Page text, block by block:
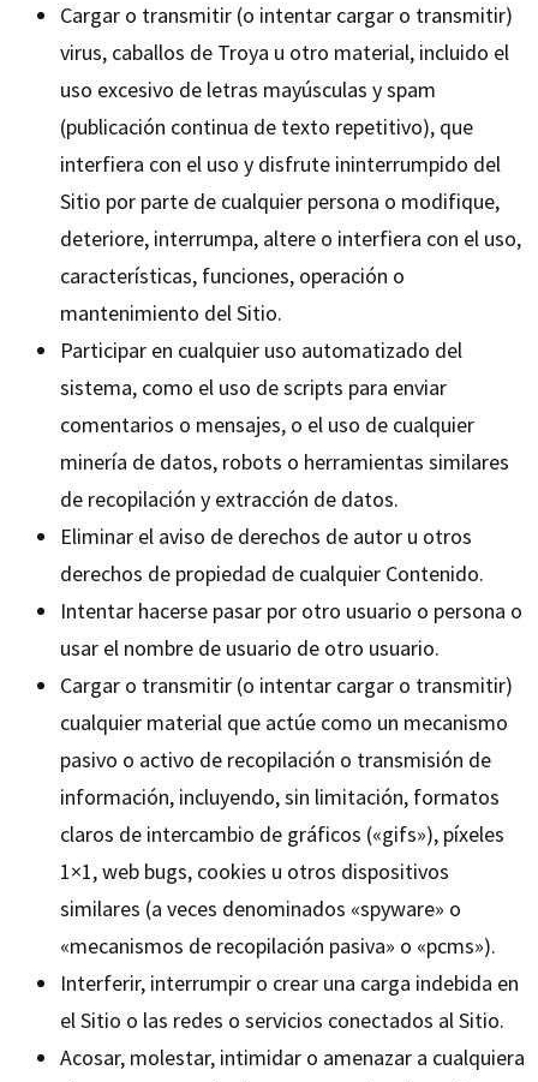
Cargar o transmitir (o intentar cargar o transmitir)
virus, caballos de Troya u otro material, incluido el
uso excesivo de letras mayúsculas y spam
(publicación continua de texto repetitivo), que
interfiera con el uso y disfrute ininterrumpido del
Sitio por parte de cualquier persona o modifique,
deteriore, interrumpa, altere o interfiera con el uso,
características, funciones, operación o
mantenimiento del Sitio.
Participar en cualquier uso automatizado del
sistema, como el uso de scripts para enviar
comentarios o mensajes, o el uso de cualquier
minería de datos, robots o herramientas similares
de recopilación y extracción de datos.
Eliminar el aviso de derechos de autor u otros
derechos de propiedad de cualquier Contenido.
Intentar hacerse pasar por otro usuario o persona o
usar el nombre de usuario de otro usuario.
Cargar o transmitir (o intentar cargar o transmitir)
cualquier material que actúe como un mecanismo
pasivo o activo de recopilación o transmisión de
información, incluyendo, sin limitación, formatos
claros de intercambio de gráficos («gifs»), píxeles
1×1, web bugs, cookies u otros dispositivos
similares (a veces denominados «spyware» o
«mecanismos de recopilación pasiva» o «pcms»).
Interferir, interrumpir o crear una carga indebida en
el Sitio o las redes o servicios conectados al Sitio.
Acosar, molestar, intimidar o amenazar a cualquiera